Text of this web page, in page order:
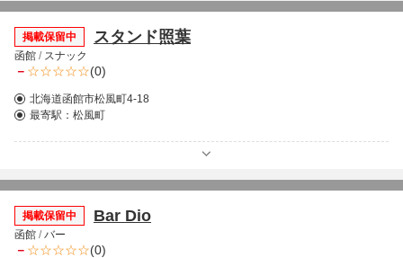
掲載保留中 スタンド照葉
函館 / スナック
－ (0)
北海道函館市松風町4-18
最寄駅： 松風町
掲載保留中 Bar Dio
函館 /バー
－ (0)